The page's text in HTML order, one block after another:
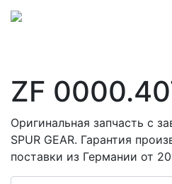
ZF
Оригинальная запчасть с
SPUR GEAR. Гарантия
поставки из Германии от